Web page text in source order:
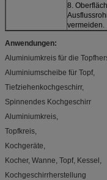
8.
vermeiden.
Anwendungen:
Aluminiumkreis für die
Aluminiumscheibe für Topf,
Tiefziehenkochgeschirr,
Spinnendes Kochgeschirr
Aluminiumkreis,
Topfkreis,
Kochgeräte,
Kocher, Wanne, Topf, Kessel,
Kochgeschirrherstellung